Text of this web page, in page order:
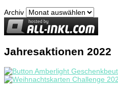
Archiv
Jahresaktionen 2022